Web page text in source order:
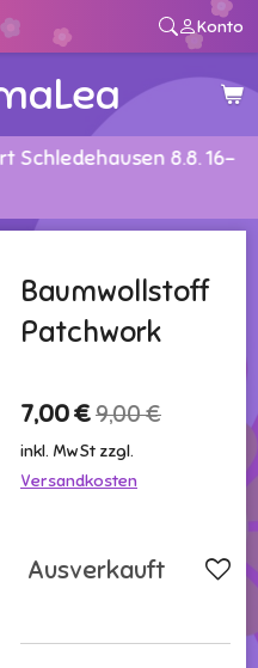
Konto
Schledehausen 8.8. 16-
Baumwollstoff
Patchwork
7,00 €9,00 €
inkl. MwSt zzgl.
Versandkosten
Ausverkauft